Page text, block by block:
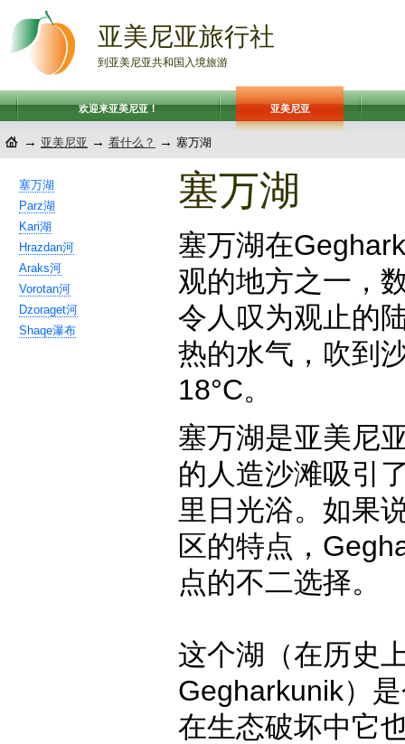
亚美尼亚旅行社
到亚美尼亚共和国入境旅游
欢迎来亚美尼亚！ 亚美尼亚
→ 亚美尼亚 → 看什么？ → 塞万湖
塞万湖
Parz湖
Kari湖
Hrazdan河
Araks河
Vorotan河
Dzoraget河
Shaqe瀑布
塞万湖
塞万湖在
观的地方之一，
令人叹为观止的
热的水气，吹到
18°C。
塞万湖是亚美尼
的人造沙滩吸引
里日光浴。如果
区的特点，
点的不二选择。
这个湖（在历史
Gegharkunik）
在生态破坏中它